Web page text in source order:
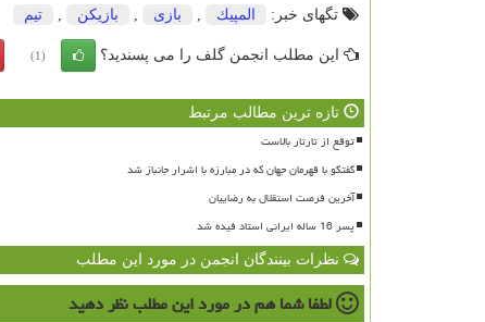
تگهای خبر: المپیك , بازی , بازیكن , تیم
این مطلب انجمن گلف را می پسندید؟ (1)
تازه ترین مطالب مرتبط
توقع از تارتار بالاست
گفتگو با قهرمان جهان که در مبارزه با اشرار جانباز شد
آخرین فرصت استقلال به رضاییان
پسر 16 ساله ایرانی استاد فیده شد
نظرات بینندگان انجمن در مورد این مطلب
لطفا شما همدر مورد این مطلبنظر دهید